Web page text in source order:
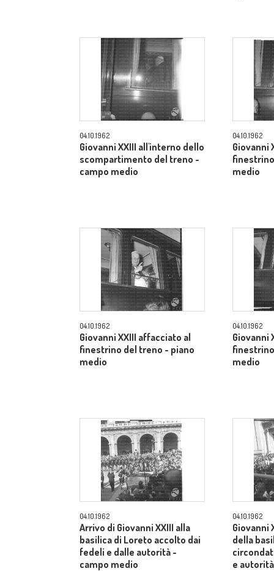
04.10.1962
Giovanni XXIII all'interno dello
scompartimento del treno -
campo medio
04.10.1962
Giovanni
medio
04.10.1962
Giovanni XXIII affacciato al
finestrino del treno - piano
medio
04.10.1962
Giovanni
medio
04.10.1962
Arrivo di Giovanni XXIII alla
basilica di Loreto accolto dai
fedeli e dalle autorità -
campo medio
04.10.1962
Giovanni
della
e